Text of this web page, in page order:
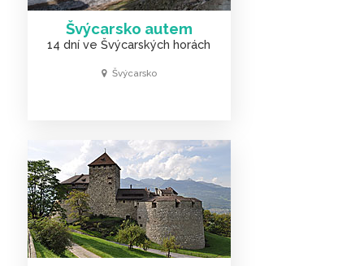
Švýcarsko autem
14 dní ve Švýcarských horách
Švýcarsko